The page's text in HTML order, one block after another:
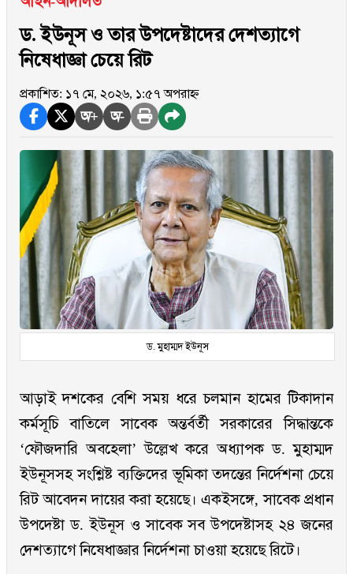
ড. ইউনূস ও তার উপদেষ্টাদের দেশত্যাগে
নিষেধাজ্ঞা চেয়ে রিট
প্রকাশিত: ১৭ মে, ২০২৬, ১:৫৭ অপরাহ্ন
অ+ অ-
ড. মুহাম্মদ ইউনূস
আড়াই দশকের বেশি সময় ধরে চলমান হামের টিকাদান
কর্মসূচি বাতিলে সাবেক অন্তর্বর্তী সরকারের সিদ্ধান্তকে
‘ফৌজদারি অবহেলা’ উল্লেখ করে অধ্যাপক ড. মুহাম্মদ
ইউনূসসহ সংশ্লিষ্ট ব্যক্তিদের ভূমিকা তদন্তের নির্দেশনা চেয়ে
রিট আবেদন দায়ের করা হয়েছে। একইসঙ্গে, সাবেক প্রধান
উপদেষ্টা ড. ইউনূস ও সাবেক সব উপদেষ্টাসহ ২৪ জনের
দেশত্যাগে নিষেধাজ্ঞার নির্দেশনা চাওয়া হয়েছে রিটে।